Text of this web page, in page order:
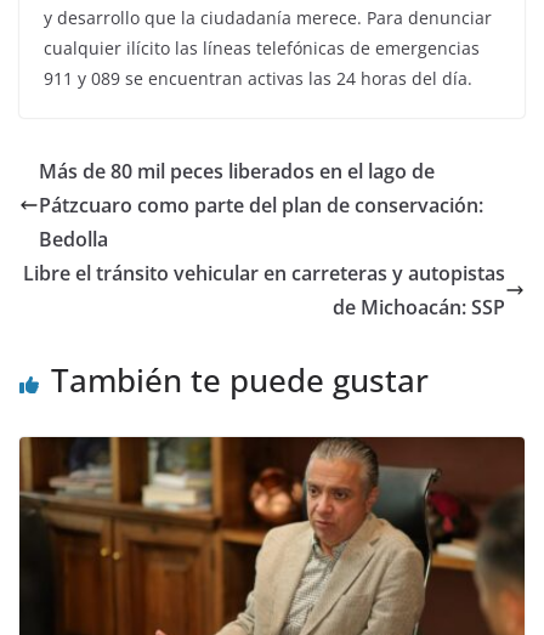
y desarrollo que la ciudadanía merece. Para denunciar
cualquier ilícito las líneas telefónicas de emergencias
911 y 089 se encuentran activas las 24 horas del día.
Más de 80 mil peces liberados en el lago de
Pátzcuaro como parte del plan de conservación:
Bedolla
Libre el tránsito vehicular en carreteras y autopistas
de Michoacán: SSP
También te puede gustar